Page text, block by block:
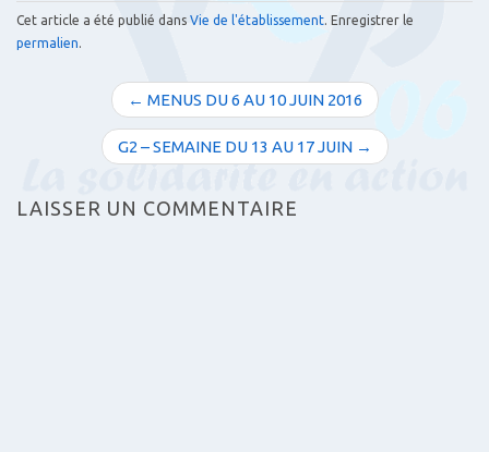
Cet article a été publié dans Vie de l'établissement . Enregistrer le
permalien
g
← MENUS DU 6 AU 10 JUIN 2016
G2 – SEMAINE DU 13 AU 17 JUIN →
LAISSER UN COMMENTAIRE